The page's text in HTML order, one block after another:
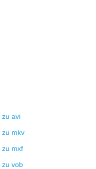
zu avi
zu mkv
zu mxf
zu vob